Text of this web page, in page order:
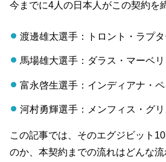
今までに4人の日本人がこの契約を
渡邊雄太選手：トロント・ラプタ
馬場雄大選手：ダラス・マーベリ
富永啓生選手：インディアナ・ペ
河村勇輝選手：メンフィス・グリ
この記事では、そのエグジビット
のか、本契約までの流れはどんな